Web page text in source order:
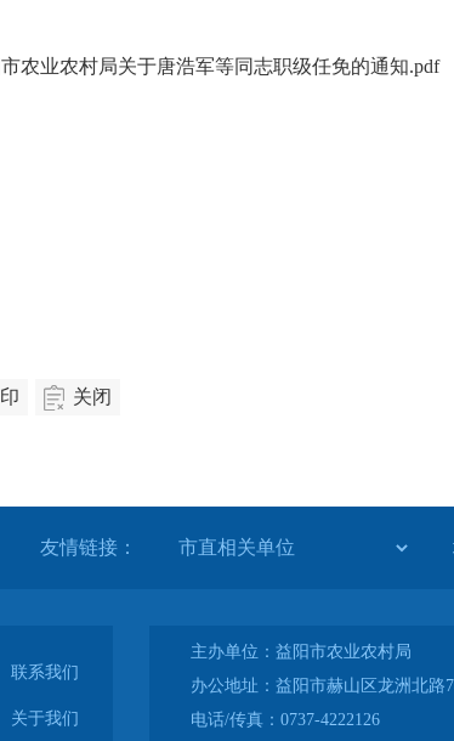
农业农村局关于唐浩军等同志职级任免的通知.pdf
关闭
友情链接：
联系我们
关于我们
主办单位：益阳市农业农村局
办公地址：益阳市赫山区龙洲北路
电话/传真：0737-4222126